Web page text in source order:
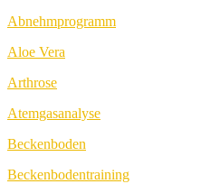
Abnehmprogramm
Aloe Vera
Arthrose
Atemgasanalyse
Beckenboden
Beckenbodentraining